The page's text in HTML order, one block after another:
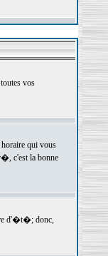
vos
qui vous
c'est la bonne
d'�t�; donc,